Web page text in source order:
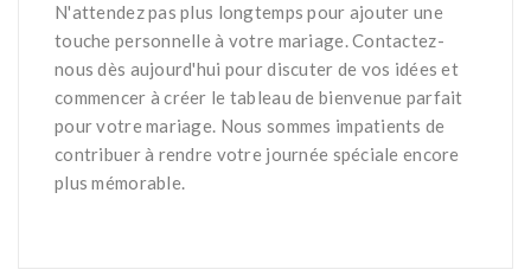
N'attendez pas plus longtemps pour ajouter une
touche personnelle à votre mariage. Contactez-
nous dès aujourd'hui pour discuter de vos idées et
commencer à créer le tableau de bienvenue parfait
pour votre mariage. Nous sommes impatients de
contribuer à rendre votre journée spéciale encore
plus mémorable.